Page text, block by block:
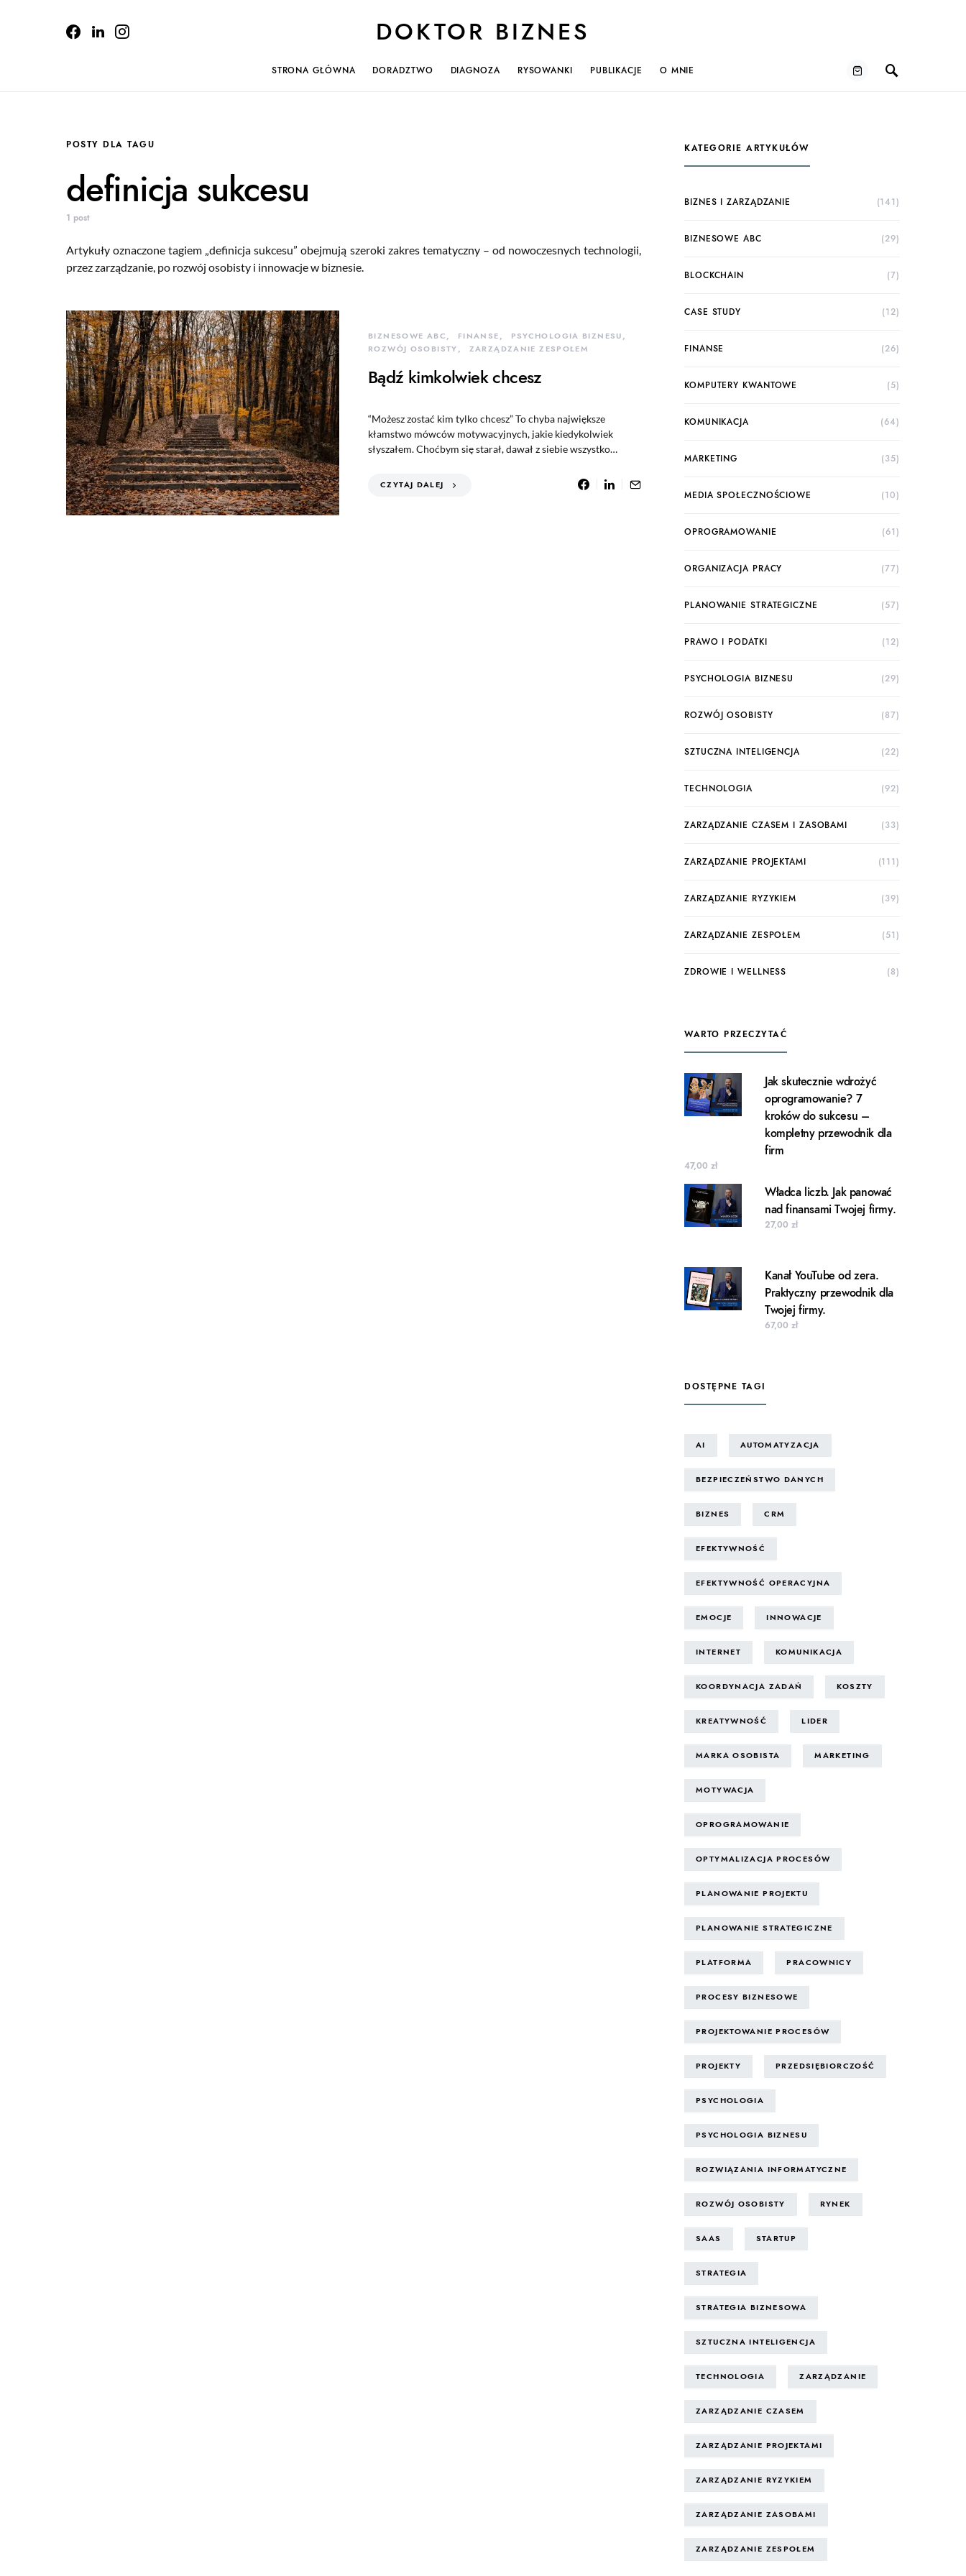
DOKTOR BIZNES
STRONA GŁÓWNA DORADZTWO DIAGNOZA RYSOWANKI PUBLIKACJE O MNIE
POSTY DLA TAGU
definicja sukcesu
1 post
Artykuły oznaczone tagiem „definicja sukcesu” obejmują szeroki zakres tematyczny – od nowoczesnych technologii,
przez zarządzanie, po rozwój osobisty i innowacje w biznesie.
BIZNESOWE ABC FINANSE
PSYCHOLOGIA BIZNESU
ROZWÓJ OSOBISTY
ZARZĄDZANIE ZESPOŁEM
Bądź kimkolwiek chcesz
“Możesz zostać kim tylko chcesz” To chyba największe
kłamstwo mówców motywacyjnych, jakie kiedykolwiek
słyszałem. Choćbym się starał, dawał z siebie wszystko…
CZYTAJ DALEJ
KATEGORIE ARTYKUŁÓW
BIZNES I ZARZĄDZANIE (141)
BIZNESOWE ABC (29)
BLOCKCHAIN (7)
CASE STUDY (12)
FINANSE (26)
KOMPUTERY KWANTOWE (5)
KOMUNIKACJA (64)
MARKETING (35)
MEDIA SPOŁECZNOŚCIOWE (10)
OPROGRAMOWANIE (61)
ORGANIZACJA PRACY (77)
PLANOWANIE STRATEGICZNE (57)
PRAWO I PODATKI (12)
PSYCHOLOGIA BIZNESU (29)
ROZWÓJ OSOBISTY (87)
SZTUCZNA INTELIGENCJA (22)
TECHNOLOGIA (92)
ZARZĄDZANIE CZASEM I ZASOBAMI (33)
ZARZĄDZANIE PROJEKTAMI (111)
ZARZĄDZANIE RYZYKIEM (39)
ZARZĄDZANIE ZESPOŁEM (51)
ZDROWIE I WELLNESS (8)
WARTO PRZECZYTAĆ
Jak skutecznie wdrożyć
oprogramowanie? 7
kroków do sukcesu –
kompletny przewodnik dla
firm
47,00zł
Władca liczb. Jak panować
nad finansami Twojej firmy.
27,00zł
Kanał YouTube od zera.
Praktyczny przewodnik dla
Twojej firmy.
67,00zł
DOSTĘPNE TAGI
AI AUTOMATYZACJA
BEZPIECZEŃSTWO DANYCH
BIZNES CRM
EFEKTYWNOŚĆ
EFEKTYWNOŚĆ OPERACYJNA
EMOCJE INNOWACJE
INTERNET KOMUNIKACJA
KOORDYNACJA ZADAŃ KOSZTY
KREATYWNOŚĆ LIDER
MARKA OSOBISTA MARKETING
MOTYWACJA
OPROGRAMOWANIE
OPTYMALIZACJA PROCESÓW
PLANOWANIE PROJEKTU
PLANOWANIE STRATEGICZNE
PLATFORMA PRACOWNICY
PROCESY BIZNESOWE
PROJEKTOWANIE PROCESÓW
PROJEKTY PRZEDSIĘBIORCZOŚĆ
PSYCHOLOGIA
PSYCHOLOGIA BIZNESU
ROZWIĄZANIA INFORMATYCZNE
ROZWÓJ OSOBISTY RYNEK
SAAS STARTUP
STRATEGIA
STRATEGIA BIZNESOWA
SZTUCZNA INTELIGENCJA
TECHNOLOGIA ZARZĄDZANIE
ZARZĄDZANIE CZASEM
ZARZĄDZANIE PROJEKTAMI
ZARZĄDZANIE RYZYKIEM
ZARZĄDZANIE ZASOBAMI
ZARZĄDZANIE ZESPOŁEM
Jeśli chcesz otrzymywać powiadomienia o nowych treściach, jakie będą pojawiały się na moim blogu, oraz